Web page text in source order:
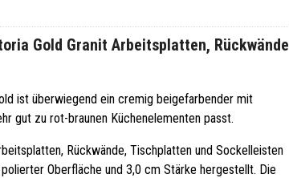
Gold Granit Arbeitsplatten, Rückwände
ist überwiegend ein cremig beigefarbender mit
gut zu rot-braunen Küchenelementen passt.
Rückwände, Tischplatten und Sockelleisten
Oberfläche und 3,0 cm Stärke hergestellt. Die